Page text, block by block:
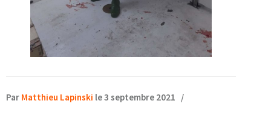
Par Matthieu Lapinski le 3 septembre 2021 /